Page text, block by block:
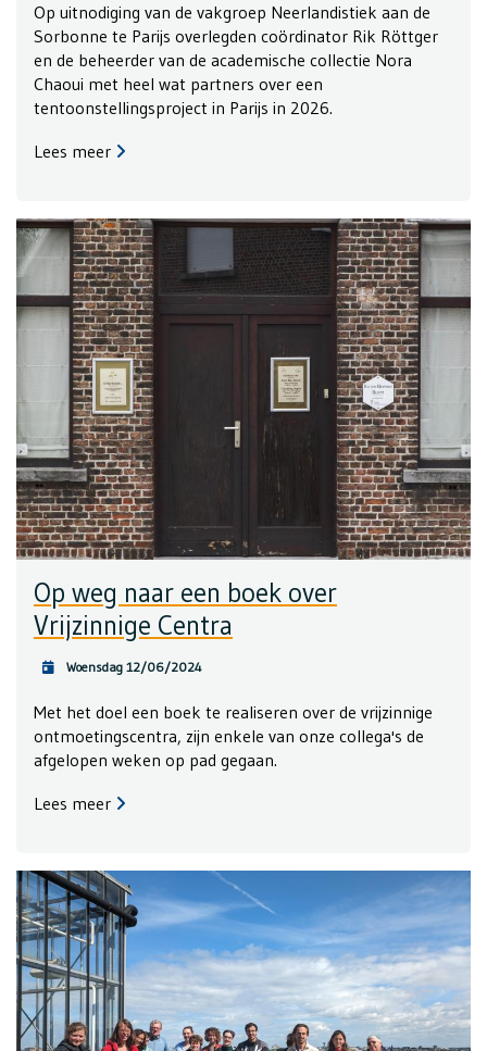
Op uitnodiging van de vakgroep Neerlandistiek aan de
Sorbonne te Parijs overlegden coördinator Rik Röttger
en de beheerder van de academische collectie Nora
Chaoui met heel wat partners over een
tentoonstellingsproject in Parijs in 2026.
Lees meer
Op weg naar een boek over
Vrijzinnige Centra
Woensdag 12/06/2024
Met het doel een boek te realiseren over de vrijzinnige
ontmoetingscentra, zijn enkele van onze collega's de
afgelopen weken op pad gegaan.
Lees meer